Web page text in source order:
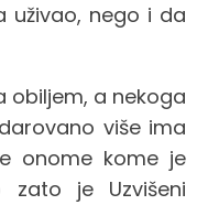
uživao, nego i da
obiljem, a nekoga
više ima
onome kome je
zato je Uzvišeni